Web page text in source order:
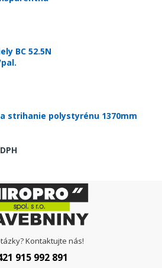
BC 52.5N
strihanie polystyrénu 1370mm
Kontaktujte nás!
915 992 891